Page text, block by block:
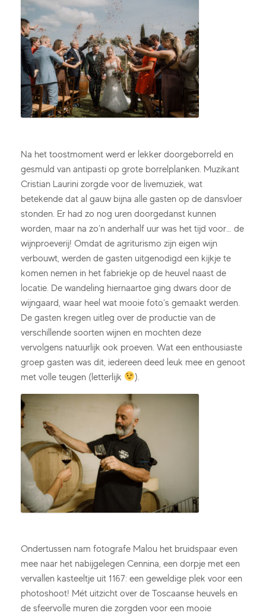
Na het toostmoment werd er lekker doorgeborreld en
gesmuld van antipasti op grote borrelplanken. Muzikant
Cristian Laurini zorgde voor de livemuziek, wat
betekende dat al gauw bijna alle gasten op de dansvloer
stonden. Er had zo nog uren doorgedanst kunnen
worden, maar na zo’n anderhalf uur was het tijd voor… de
wijnproeverij! Omdat de agriturismo zijn eigen wijn
verbouwt, werden de gasten uitgenodigd een kijkje te
komen nemen in het fabriekje op de heuvel naast de
locatie. De wandeling hiernaartoe ging dwars door de
wijngaard, waar heel wat mooie foto’s gemaakt werden.
De gasten kregen uitleg over de productie van de
verschillende soorten wijnen en mochten deze
vervolgens natuurlijk ook proeven. Wat een enthousiaste
groep gasten was dit, iedereen deed leuk mee en genoot
met volle teugen (letterlijk
).
Ondertussen nam fotografe Malou het bruidspaar even
mee naar het nabijgelegen Cennina, een dorpje met een
vervallen kasteeltje uit 1167: een geweldige plek voor een
photoshoot! Mét uitzicht over de Toscaanse heuvels en
de sfeervolle muren die zorgden voor een mooie